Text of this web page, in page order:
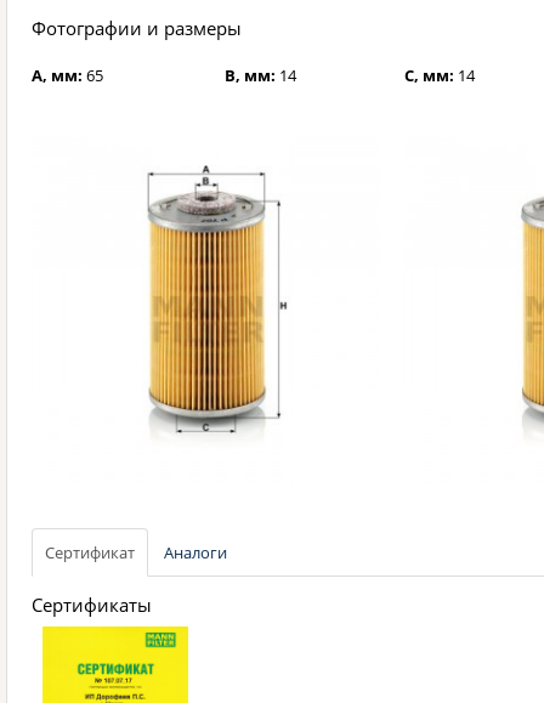
Фотографии и размеры
A, мм: 65 B, мм: 14 C, мм: 14
Сертификат Аналоги
Сертификаты